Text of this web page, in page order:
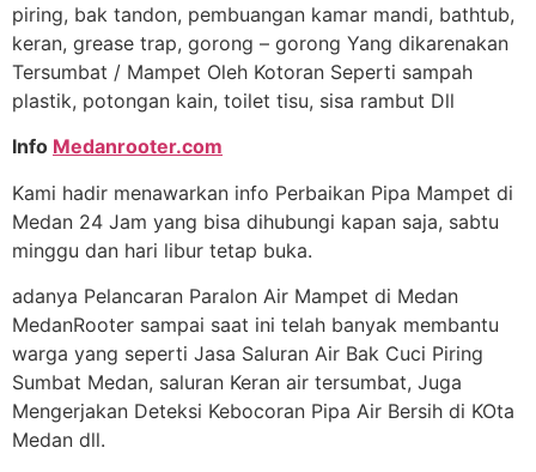
piring, bak tandon, pembuangan kamar mandi, bathtub,
keran, grease trap, gorong – gorong Yang dikarenakan
Tersumbat / Mampet Oleh Kotoran Seperti sampah
plastik, potongan kain, toilet tisu, sisa rambut Dll
Info Medanrooter.com
Kami hadir menawarkan info Perbaikan Pipa Mampet di
Medan 24 Jam yang bisa dihubungi kapan saja, sabtu
minggu dan hari libur tetap buka.
adanya Pelancaran Paralon Air Mampet di Medan
MedanRooter sampai saat ini telah banyak membantu
warga yang seperti Jasa Saluran Air Bak Cuci Piring
Sumbat Medan, saluran Keran air tersumbat, Juga
Mengerjakan Deteksi Kebocoran Pipa Air Bersih di KOta
Medan dll.